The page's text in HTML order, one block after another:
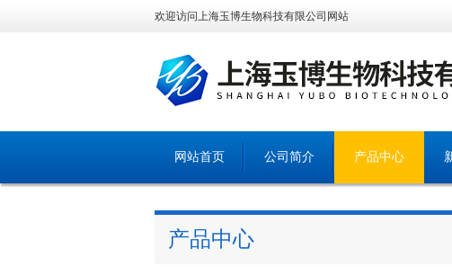
欢迎访问上海玉博生物科技有限公司网站
网站首页 公司简介 产品中心
产品中心